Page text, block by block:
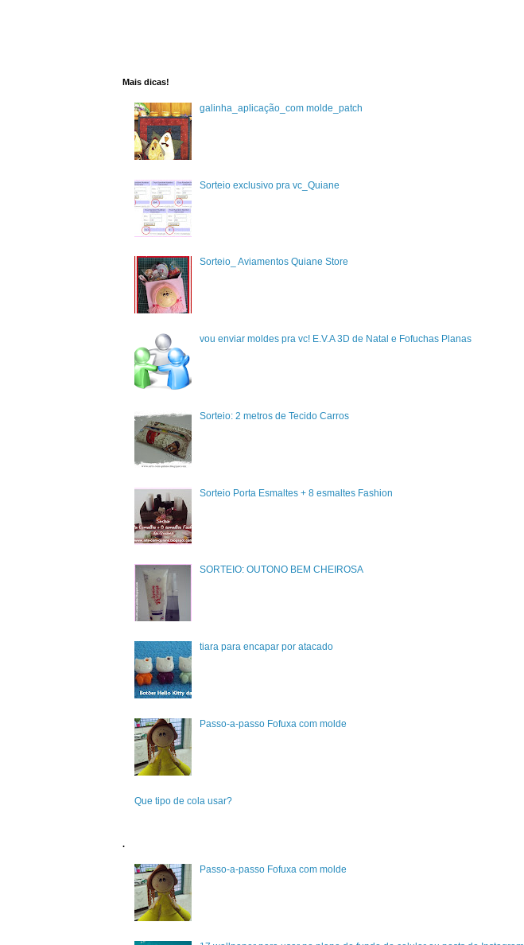
Mais dicas!
galinha_aplicação_com molde_patch
Sorteio exclusivo pra vc_Quiane
Sorteio_ Aviamentos Quiane Store
vou enviar moldes pra vc! E.V.A 3D de Natal e Fofuchas Planas
Sorteio: 2 metros de Tecido Carros
Sorteio Porta Esmaltes + 8 esmaltes Fashion
SORTEIO: OUTONO BEM CHEIROSA
tiara para encapar por atacado
Passo-a-passo Fofuxa com molde
Que tipo de cola usar?
.
Passo-a-passo Fofuxa com molde